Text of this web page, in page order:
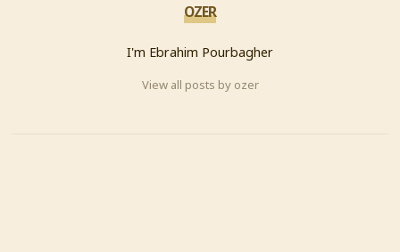
OZER
I'm Ebrahim Pourbagher
View all posts by ozer